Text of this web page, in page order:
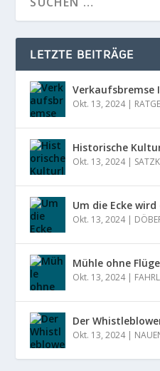
LETZTE BEITRÄGE
Verkaufsbremse
Okt. 13, 2024|
Historische
Okt. 13, 2024|
Um die Ecke wird
Okt. 13, 2024|
Mühle ohne
Okt. 13, 2024|
Der
Okt. 13, 2024|